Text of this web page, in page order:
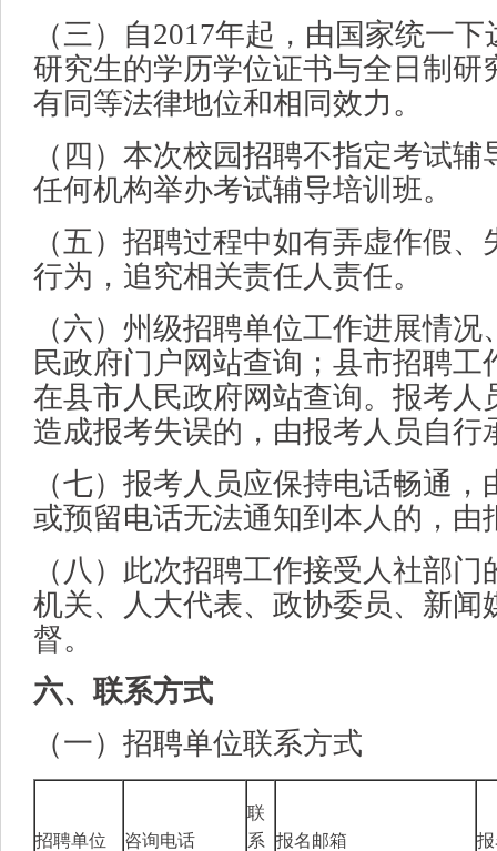
（三）自2017年起，由国家统一
研究生的学历学位证书与全日制研
有同等法律地位和相同效力。
（四）本次校园招聘不指定考试
任何机构举办考试辅导培训班。
（五）招聘过程中如有弄虚作假
行为，追究相关责任人责任。
（六）州级招聘单位工作进展情
民政府门户网站查询；县市招聘
在县市人民政府网站查询。报考人
造成报考失误的，由报考人员自行
（七）报考人员应保持电话畅通
或预留电话无法通知到本人的，由
（八）此次招聘工作接受人社部
机关、人大代表、政协委员、新闻
督。
六、联系方式
（一）招聘单位联系方式
招聘单位 咨询电话
联
系
报名邮箱